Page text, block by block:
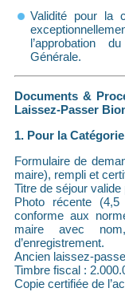
Validité pour la
l’approbation
Générale.
Documents &
Laissez-Passer
1. Pour la
Formulaire de
maire), rempli et
Titre de séjour
Photo récente
conforme aux
maire avec
d’enregistrement.
Ancien laissez-
Timbre fiscal :
Copie certifiée de